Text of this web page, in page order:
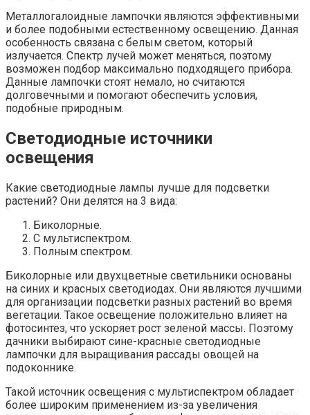
Металлогалоидные лампочки являются эффективными
и более подобными естественному освещению. Данная
особенность связана с белым светом, который
излучается. Спектр лучей может меняться, поэтому
возможен подбор максимально подходящего прибора.
Данные лампочки стоят немало, но считаются
долговечными и помогают обеспечить условия,
подобные природным.
Светодиодные источники
освещения
Какие светодиодные лампы лучше для подсветки
растений? Они делятся на 3 вида:
Биколорные.
С мультиспектром.
Полным спектром.
Биколорные или двухцветные светильники основаны
на синих и красных светодиодах. Они являются лучшими
для организации подсветки разных растений во время
вегетации. Такое освещение положительно влияет на
фотосинтез, что ускоряет рост зеленой массы. Поэтому
дачники выбирают сине-красные светодиодные
лампочки для выращивания рассады овощей на
подоконнике.
Такой источник освещения с мультиспектром обладает
более широким применением из-за увеличения